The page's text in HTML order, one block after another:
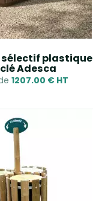
Z to A
sélectif plastique
Adesca
1207.00 € HT